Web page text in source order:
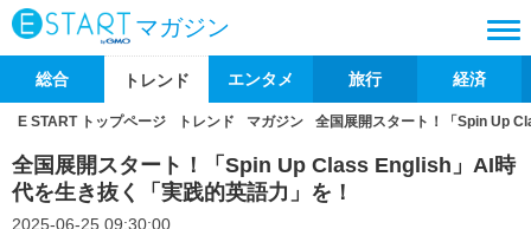
マガジン
総合 トレンド エンタメ 旅行 経済
E START トップページ トレンド マガジン 全国展開スタート！「Spin Up
全国展開スタート！「Spin Up Class English」AI時
代を生き抜く「実践的英語力」を！
2025-06-25 09:30:00